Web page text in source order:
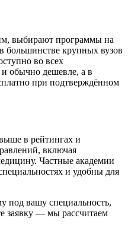
выбирают программы на
большинстве крупных вузов
во всех
и обычно дешевле, а в
при подтверждённом
в рейтингах и
включая
Частные академии
и удобны для
под вашу специальность,
заявку — мы рассчитаем